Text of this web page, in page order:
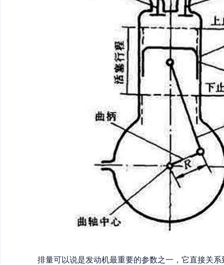
排量可以说是发动机最重要的参数之一，它直接关